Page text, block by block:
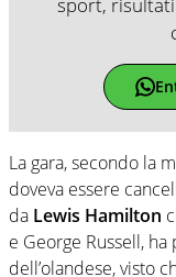
La gara, secondo la
doveva essere
da Lewis Hamilton
e George Russell,
dell’olandese, visto